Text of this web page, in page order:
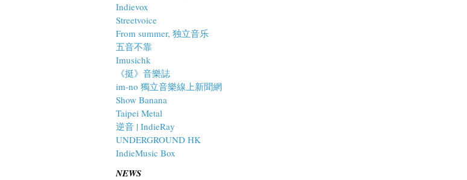
Indievox
Streetvoice
From summer, 独立音乐
五音不靠
Imusichk
《挺》音樂誌
im-no 獨立音樂線上新聞網
Show Banana
Taipei Metal
逆音 | IndieRay
UNDERGROUND HK
IndieMusic Box
NEWS